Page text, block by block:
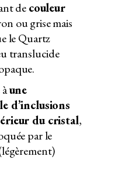
decouleur
ou grise mais
le Quartz
translucide
une
d’inclusions
du cristal,
par le